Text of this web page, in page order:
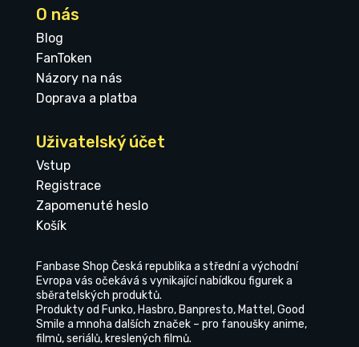
O nás
Blog
FanToken
Názory na nás
Doprava a platba
Uživatelský účet
Vstup
Registrace
Zapomenuté heslo
Košík
Fanbase Shop Česká republika a střední a východní
Evropa vás očekává s vynikající nabídkou figurek a
sběratelských produktů.
Produkty od Funko, Hasbro, Banpresto, Mattel, Good
Smile a mnoha dalších značek – pro fanoušky anime,
filmů, seriálů, kreslených filmů.